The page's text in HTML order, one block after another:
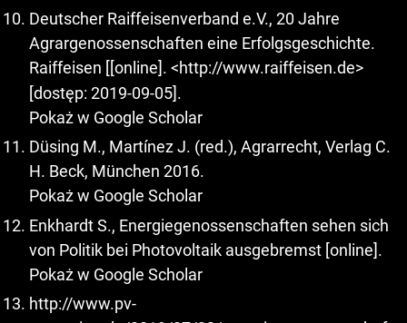
Deutscher Raiffeisenverband e.V., 20 Jahre
Agrargenossenschaften eine Erfolgsgeschichte.
Raiffeisen [[online]. <http://www.raiffeisen.de>
[dostęp: 2019-09-05].
Pokaż w Google Scholar
Düsing M., Martínez J. (red.), Agrarrecht, Verlag C.
H. Beck, München 2016.
Pokaż w Google Scholar
Enkhardt S., Energiegenossenschaften sehen sich
von Politik bei Photovoltaik ausgebremst [online].
Pokaż w Google Scholar
http://www.pv-